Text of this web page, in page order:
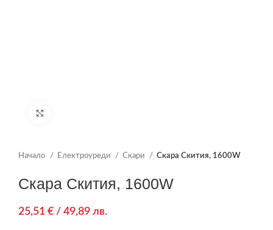
Начало Електроуреди Скари Скара Скития, 1600W
Скара Скития, 1600W
25,51 € / 49,89 лв.